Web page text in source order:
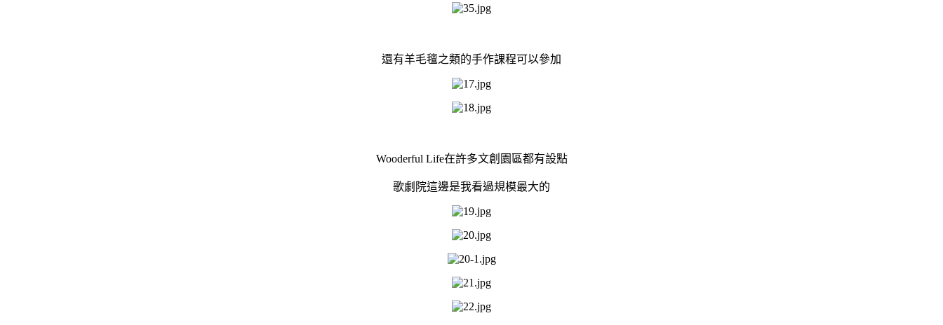
還有羊毛氊之類的手作課程可以參加
Wooderful Life在許多文創園區都有設點
歌劇院這邊是我看過規模最大的